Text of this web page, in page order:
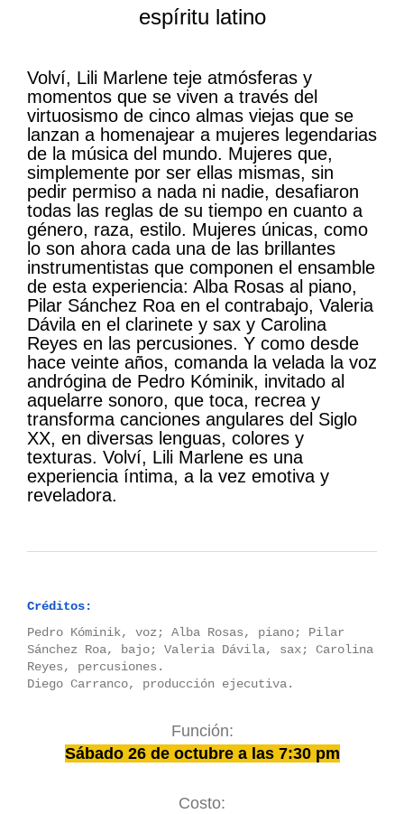
espíritu latino
Volví, Lili Marlene teje atmósferas y
momentos que se viven a través del
virtuosismo de cinco almas viejas que se
lanzan a homenajear a mujeres legendarias
de la música del mundo. Mujeres que,
simplemente por ser ellas mismas, sin
pedir permiso a nada ni nadie, desafiaron
todas las reglas de su tiempo en cuanto a
género, raza, estilo. Mujeres únicas, como
lo son ahora cada una de las brillantes
instrumentistas que componen el ensamble
de esta experiencia: Alba Rosas al piano,
Pilar Sánchez Roa en el contrabajo, Valeria
Dávila en el clarinete y sax y Carolina
Reyes en las percusiones. Y como desde
hace veinte años, comanda la velada la voz
andrógina de Pedro Kóminik, invitado al
aquelarre sonoro, que toca, recrea y
transforma canciones angulares del Siglo
XX, en diversas lenguas, colores y
texturas. Volví, Lili Marlene es una
experiencia íntima, a la vez emotiva y
reveladora.
Créditos:
Pedro Kóminik, voz; Alba Rosas, piano; Pilar
Sánchez Roa, bajo; Valeria Dávila, sax; Carolina
Reyes, percusiones.
Diego Carranco, producción ejecutiva.
Función:
Sábado 26 de octubre a las 7:30 pm
Costo: